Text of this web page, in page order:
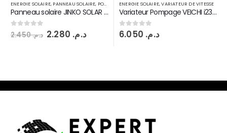
ENERGIE SOLAIRE, VARIATEUR DE VITESSE
Variateur Pompage VEICHI i23 15 kW
0 sur 5 د.م.6.050
ENERGIE SOLAIRE,VARIATEUR DE VITESSE
Variateur VEICHI i23 22 kW; Entrée DC MPPT sortie 3PH380V
0sur 5 د.م.8.800